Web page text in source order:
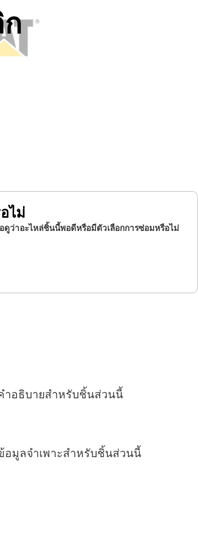
ไม่
อดูว่าอะไหล่ชิ้นนี้พอดีหรือมีตัวเลือกการซ่อมหรือไม่
ำอธิบายสำหรับชิ้นส่วนนี้
อมูลจำเพาะสำหรับชิ้นส่วนนี้